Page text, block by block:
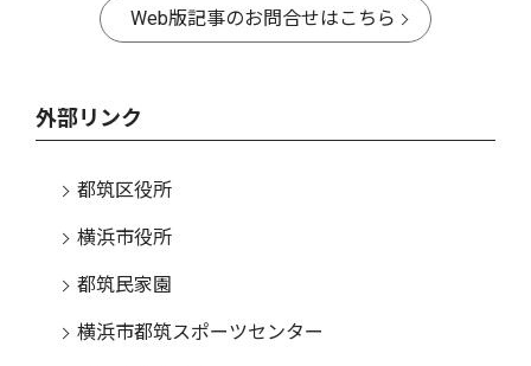
Web版記事のお問合せはこちら
外部リンク
都筑区役所
横浜市役所
都筑民家園
横浜市都筑スポーツセンター